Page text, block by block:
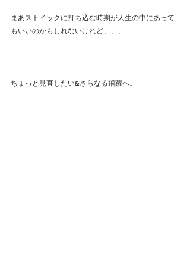
まあストイックに打ち込む時期が人生の中にあって
もいいのかもしれないけれど、、、
ちょっと見直したい&さらなる飛躍へ。